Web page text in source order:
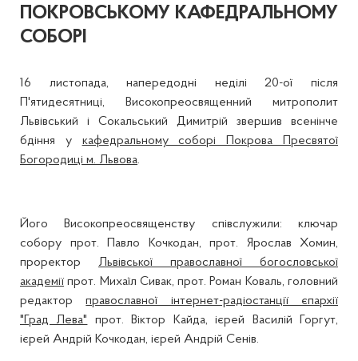
ПОКРОВСЬКОМУ КАФЕДРАЛЬНОМУ
СОБОРІ
16 листопада, напередодні неділі 20-ої після
П'ятидесятниці, Високопреосвященний митрополит
Львівський і Сокальський Димитрій звершив всенінче
бдіння у кафедральному соборі Покрова Пресвятої
Богородиці м. Львова.
Його Високопреосвященству співслужили: ключар
собору прот. Павло Кочкодан, прот. Ярослав Хомин,
проректор Львівської православної богословської
академії прот. Михаїл Сивак, прот. Роман Коваль, головний
редакторправославної інтернет-радіостанції єпархії
"Град Лева" прот. Віктор Кайда, ієрей Василій Горгут,
ієрей Андрій Кочкодан, ієрей Андрій Сенів.